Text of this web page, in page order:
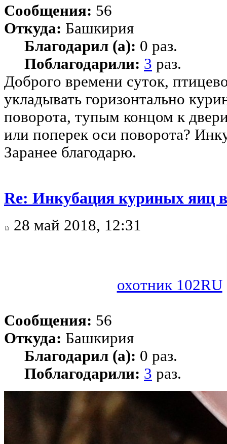
Сообщения: 56
Откуда: Башкирия
Благодарил (а): 0 раз.
Поблагодарили: 3 раз.
Доброго времени суток,
укладывать горизонтально
поворота, тупым концом к
или поперек оси поворота?
Заранее благодарю.
Re: Инкубация куриных яиц
28 май 2018, 12:31
охотник 102RU
Сообщения: 56
Откуда: Башкирия
Благодарил (а): 0 раз.
Поблагодарили: 3 раз.